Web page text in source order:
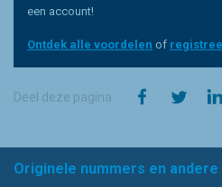
een account!
Ontdek alle voordelen of
Deel deze pagina op op
Originele nummers en